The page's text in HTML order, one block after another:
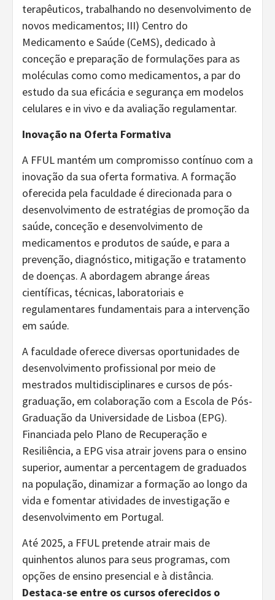
terapêuticos, trabalhando no desenvolvimento de
novos medicamentos; III) Centro do
Medicamento e Saúde (CeMS), dedicado à
conceção e preparação de formulações para as
moléculas como como medicamentos, a par do
estudo da sua eficácia e segurança em modelos
celulares e in vivo e da avaliação regulamentar.
Inovação na Oferta Formativa
A FFUL mantém um compromisso contínuo com a
inovação da sua oferta formativa. A formação
oferecida pela faculdade é direcionada para o
desenvolvimento de estratégias de promoção da
saúde, conceção e desenvolvimento de
medicamentos e produtos de saúde, e para a
prevenção, diagnóstico, mitigação e tratamento
de doenças. A abordagem abrange áreas
científicas, técnicas, laboratoriais e
regulamentares fundamentais para a intervenção
em saúde.
A faculdade oferece diversas oportunidades de
desenvolvimento profissional por meio de
mestrados multidisciplinares e cursos de pós-
graduação, em colaboração com a Escola de Pós-
Graduação da Universidade de Lisboa (EPG).
Financiada pelo Plano de Recuperação e
Resiliência, a EPG visa atrair jovens para o ensino
superior, aumentar a percentagem de graduados
na população, dinamizar a formação ao longo da
vida e fomentar atividades de investigação e
desenvolvimento em Portugal.
Até 2025, a FFUL pretende atrair mais de
quinhentos alunos para seus programas, com
opções de ensino presencial e à distância.
Destaca-se entre os cursos oferecidos o